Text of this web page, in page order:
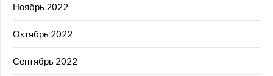
Ноябрь 2022
Октябрь 2022
Сентябрь 2022